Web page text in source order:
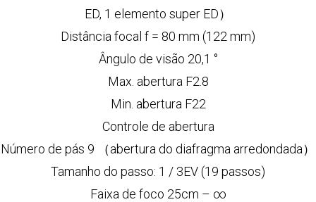
ED, 1 elemento super ED）
Distância focal f = 80 mm (122 mm)
Ângulo de visão 20,1 °
Max. abertura F2.8
Min. abertura F22
Controle de abertura
Número de pás 9 （abertura do diafragma arredondada）
Tamanho do passo: 1 / 3EV (19 passos)
Faixa de foco 25cm – ∞